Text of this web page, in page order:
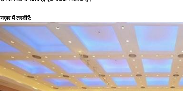
नज़र में तस्वीरें: